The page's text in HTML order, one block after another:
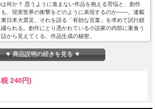
何か？ 思うように進まない作品を抱える苦悩と、創作
も、現実世界の衝撃をどのように表現するのか――。連載
日本大震災、それを語る「有効な言葉」を求めて試行錯
られる。創作にとり憑かれている小説家の内部に巣食う
から見えてくる、作品生成の秘密。
▼ 商品説明の続きを見る ▼
240円)